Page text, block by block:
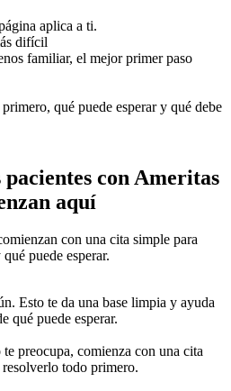
aplica a ti.
difícil
familiar, el mejor primer paso
qué puede esperar y qué debe
con Ameritas
aquí
con una cita simple para
puede esperar.
Esto te da una base limpia y ayuda
qué puede esperar.
preocupa, comienza con una cita
todo primero.